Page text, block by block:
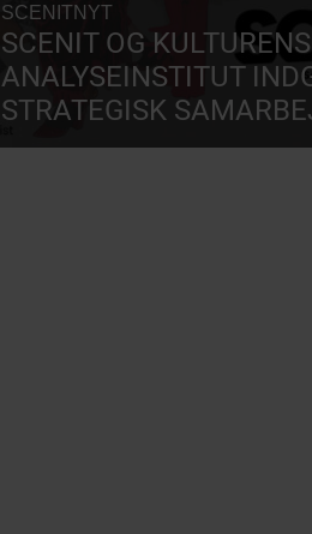
SCENITNYT
SCENIT OG KULTURENS
ANALYSEINSTITUT
STRATEGISK